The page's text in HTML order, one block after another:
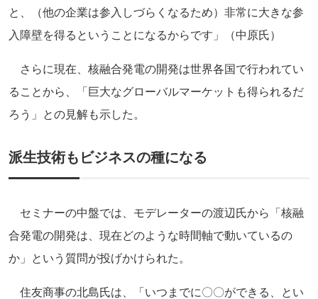
と、（他の企業は参入しづらくなるため）非常に大きな参
入障壁を得るということになるからです」（中原氏）
さらに現在、核融合発電の開発は世界各国で行われてい
ることから、「巨大なグローバルマーケットも得られるだ
ろう」との見解も示した。
派生技術もビジネスの種になる
セミナーの中盤では、モデレーターの渡辺氏から「核融
合発電の開発は、現在どのような時間軸で動いているの
か」という質問が投げかけられた。
住友商事の北島氏は、「いつまでに〇〇ができる、とい